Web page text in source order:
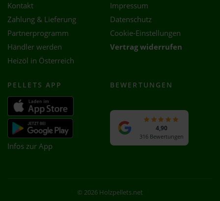
Kontakt
Zahlung & Lieferung
Partnerprogramm
Händler werden
Heizöl in Österreich
Impressum
Datenschutz
Cookie-Einstellungen
Vertrag widerrufen
PELLETS APP
Infos zur App
BEWERTUNGEN
4,90
316 Bewertungen
© 2026 Holzpellets.net